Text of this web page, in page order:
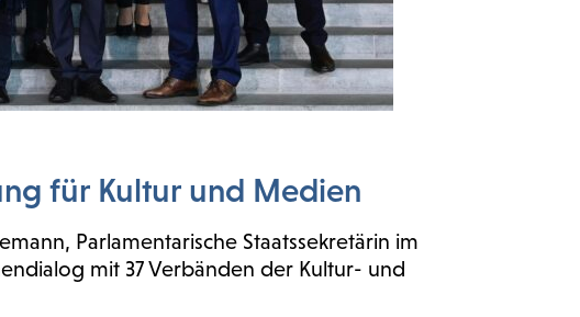
für Kultur und Medien
Parlamentarische Staatssekretärin im
mit 37 Verbänden der Kultur- und